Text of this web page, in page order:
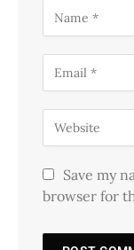
Save my
browser for